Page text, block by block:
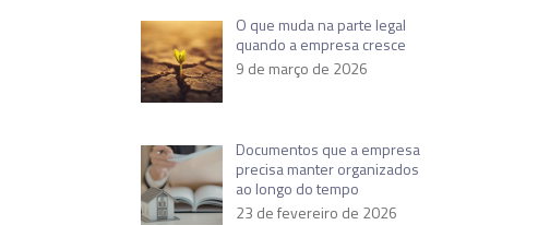
O que muda na parte legal
quando a empresa cresce
9 de março de 2026
Documentos que a empresa
precisa manter organizados
ao longo do tempo
23 de fevereiro de 2026